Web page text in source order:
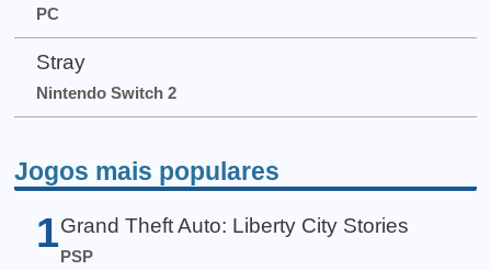
PC
Stray
Nintendo Switch 2
Jogos mais populares
1 Grand Theft Auto: Liberty City Stories
PSP